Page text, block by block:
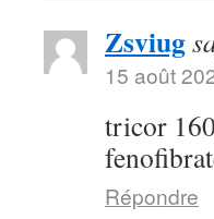
Zsviug
15 août
tricor
Répondre